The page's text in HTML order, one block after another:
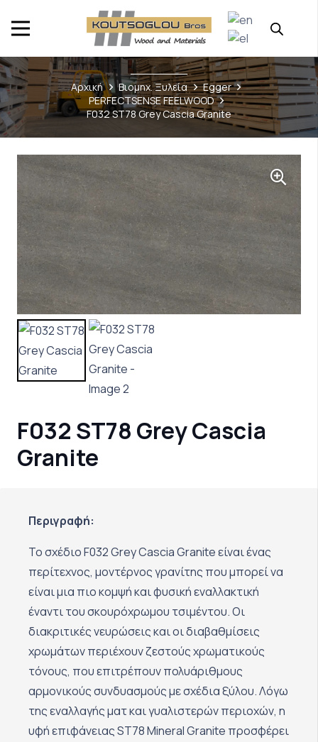
Αρχική Βιομηχ. Ξυλεία
Egger
PERFECTSENSE FEELWOOD
F032 ST78 Grey Cascia Granite
F032 ST78 Grey Cascia
Granite
Περιγραφή:
Το σχέδιο F032 Grey Cascia Granite είναι ένας
περίτεχνος, μοντέρνος γρανίτης που μπορεί να
είναι μια πιο κομψή και φυσική εναλλακτική
έναντι του σκουρόχρωμου τσιμέντου. Οι
διακριτικές νευρώσεις και οι διαβαθμίσεις
χρωμάτων περιέχουν ζεστούς χρωματικούς
τόνους, που επιτρέπουν πολυάριθμους
αρμονικούς συνδυασμούς με σχέδια ξύλου. Λόγω
της εναλλαγής ματ και γυαλιστερών περιοχών, η
υφή επιφάνειας ST78 Mineral Granite προσφέρει